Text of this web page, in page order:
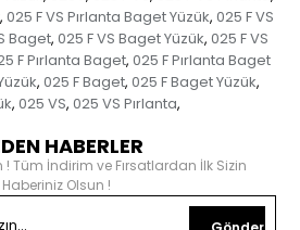
, 025 F VS Pırlanta Baget Yüzük, 025 F VS
Baget, 025 F VS Baget Yüzük, 025 F VS
F Pırlanta Baget, 025 F Pırlanta Baget
, 025 F Baget, 025 F Baget Yüzük,
, 025 VS, 025 VS Pırlanta,
HABERLER
! Tüm İndirim ve Fırsatlardan İlk Sizin
Haberiniz Olsun !